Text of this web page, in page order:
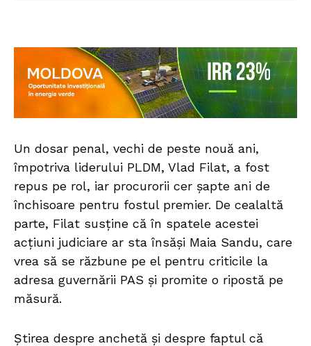
Un dosar penal, vechi de peste nouă ani,
împotriva liderului PLDM, Vlad Filat, a fost
repus pe rol, iar procurorii cer șapte ani de
închisoare pentru fostul premier. De cealaltă
parte, Filat susține că în spatele acestei
acțiuni judiciare ar sta însăși Maia Sandu, care
vrea să se răzbune pe el pentru criticile la
adresa guvernării PAS și promite o ripostă pe
măsură.
Știrea despre anchetă și despre faptul că